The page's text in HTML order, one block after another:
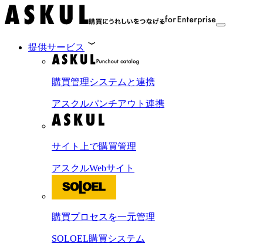
提供サービス
購買管理システムと連携
アスクルパンチアウト連携
サイト上で購買管理
アスクルWebサイト
購買プロセスを一元管理
SOLOEL購買システム